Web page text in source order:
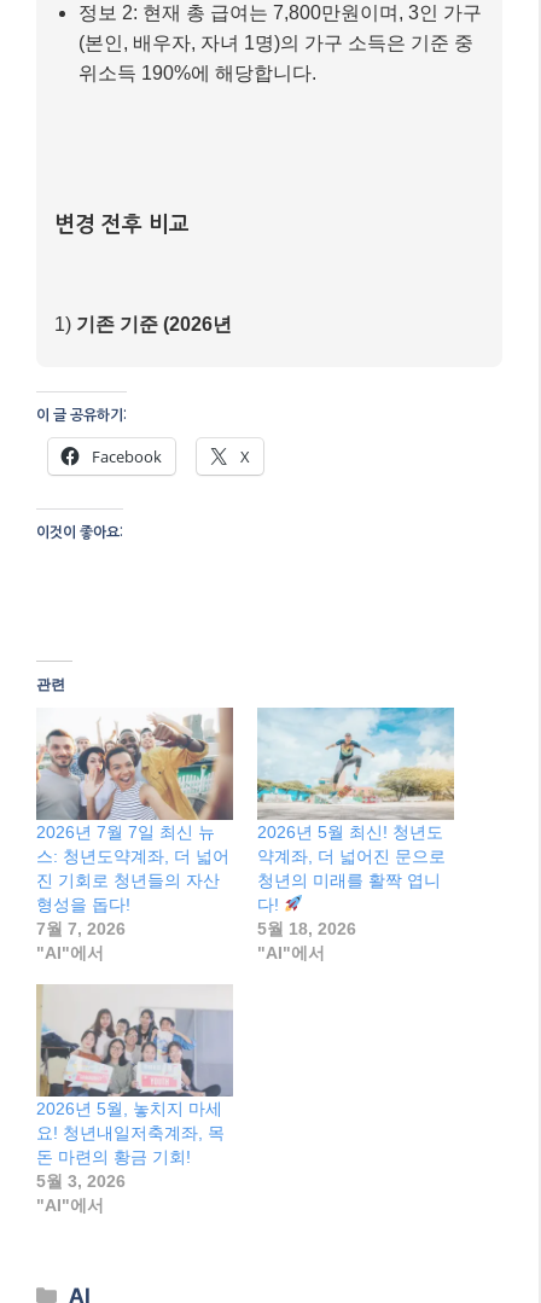
정보 2: 현재 총 급여는 7,800만원이며, 3인 가구
(본인, 배우자, 자녀 1명)의 가구 소득은 기준 중
위소득 190%에 해당합니다.
변경 전후 비교
1) 기존 기준 (2026년
이 글 공유하기:
Facebook X
이것이 좋아요:
관련
2026년 7월 7일 최신 뉴
스: 청년도약계좌, 더 넓어
진 기회로 청년들의 자산
형성을 돕다!
7월 7, 2026
"AI"에서
2026년 5월 최신! 청년도
약계좌, 더 넓어진 문으로
청년의 미래를 활짝 엽니
다!
5월 18, 2026
"AI"에서
2026년 5월, 놓치지 마세
요! 청년내일저축계좌, 목
돈 마련의 황금 기회!
5월 3, 2026
"AI"에서
Categories
AI